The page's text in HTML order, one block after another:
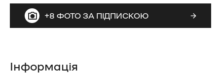
+8 ФОТО ЗА ПІДПИСКОЮ
Інформація